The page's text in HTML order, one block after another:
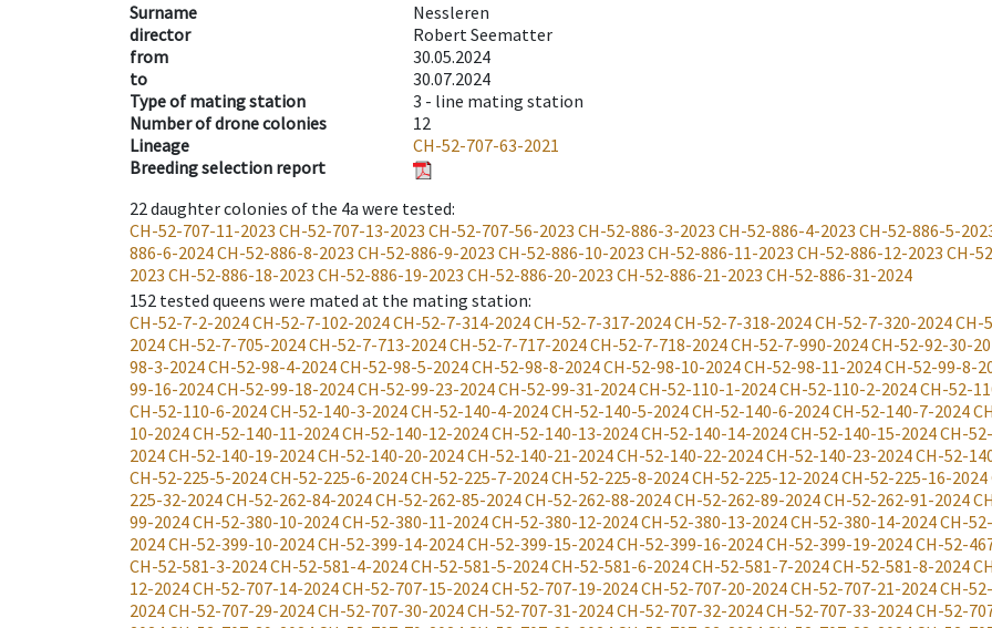
Surname
Nessleren
director
Robert Seematter
from
30.05.2024
to
30.07.2024
Type of mating station
3 - line mating station
Number of drone colonies
12
Lineage
CH-52-707-63-2021
Breeding selection report
22 daughter colonies of the 4a were tested:
CH-52-707-11-2023 CH-52-707-13-2023 CH-52-707-56-2023 CH-52-886-3-2023 CH-52-886-4-2023 CH-52-886-5-
886-6-2024CH-52-886-8-2023 CH-52-886-9-2023 CH-52-886-10-2023 CH-52-886-11-2023 CH-52-886-12-2023 CH-
2023 CH-52-886-18-2023 CH-52-886-19-2023 CH-52-886-20-2023 CH-52-886-21-2023 CH-52-886-31-2024
152 tested queens were mated at the mating station:
CH-52-7-2-2024CH-52-7-102-2024CH-52-7-314-2024CH-52-7-317-2024CH-52-7-318-2024CH-52-7-320-2024CH-
2024CH-52-7-705-2024CH-52-7-713-2024CH-52-7-717-2024CH-52-7-718-2024CH-52-7-990-2024CH-52-92-30-
98-3-2024CH-52-98-4-2024CH-52-98-5-2024CH-52-98-8-2024CH-52-98-10-2024CH-52-98-11-2024CH-52-99-8-
99-16-2024CH-52-99-18-2024CH-52-99-23-2024CH-52-99-31-2024CH-52-110-1-2024CH-52-110-2-2024CH-52-
CH-52-110-6-2024CH-52-140-3-2024CH-52-140-4-2024CH-52-140-5-2024CH-52-140-6-2024CH-52-140-7-2024
10-2024CH-52-140-11-2024CH-52-140-12-2024CH-52-140-13-2024CH-52-140-14-2024CH-52-140-15-2024CH-
2024CH-52-140-19-2024CH-52-140-20-2024CH-52-140-21-2024CH-52-140-22-2024CH-52-140-23-2024CH-52-
CH-52-225-5-2024CH-52-225-6-2024CH-52-225-7-2024CH-52-225-8-2024CH-52-225-12-2024CH-52-225-16-2024
225-32-2024CH-52-262-84-2024CH-52-262-85-2024CH-52-262-88-2024CH-52-262-89-2024CH-52-262-91-2024
99-2024CH-52-380-10-2024CH-52-380-11-2024CH-52-380-12-2024CH-52-380-13-2024CH-52-380-14-2024CH-
2024CH-52-399-10-2024CH-52-399-14-2024CH-52-399-15-2024CH-52-399-16-2024CH-52-399-19-2024CH-52-
CH-52-581-3-2024CH-52-581-4-2024CH-52-581-5-2024CH-52-581-6-2024CH-52-581-7-2024CH-52-581-8-2024
12-2024CH-52-707-14-2024CH-52-707-15-2024CH-52-707-19-2024CH-52-707-20-2024CH-52-707-21-2024CH-
2024CH-52-707-29-2024CH-52-707-30-2024CH-52-707-31-2024CH-52-707-32-2024CH-52-707-33-2024CH-52-